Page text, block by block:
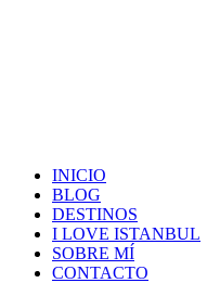
INICIO
BLOG
DESTINOS
I LOVE ISTANBUL
SOBRE MÍ
CONTACTO